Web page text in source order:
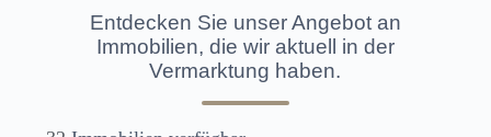
Entdecken Sie unser Angebot an
Immobilien, die wir aktuell in der
Vermarktung haben.